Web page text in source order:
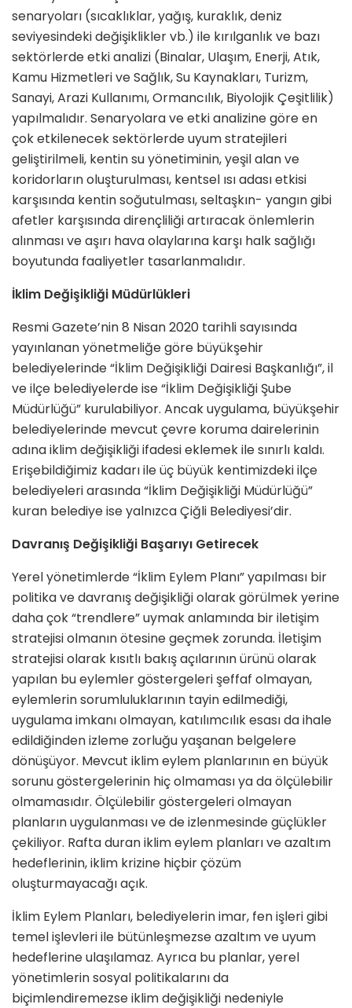
senaryoları (sıcaklıklar, yağış, kuraklık, deniz
seviyesindeki değişiklikler vb.) ile kırılganlık ve bazı
sektörlerde etki analizi (Binalar, Ulaşım, Enerji, Atık,
Kamu Hizmetleri ve Sağlık, Su Kaynakları, Turizm,
Sanayi, Arazi Kullanımı, Ormancılık, Biyolojik Çeşitlilik)
yapılmalıdır. Senaryolara ve etki analizine göre en
çok etkilenecek sektörlerde uyum stratejileri
geliştirilmeli, kentin su yönetiminin, yeşil alan ve
koridorların oluşturulması, kentsel ısı adası etkisi
karşısında kentin soğutulması, seltaşkın- yangın gibi
afetler karşısında dirençliliği artıracak önlemlerin
alınması ve aşırı hava olaylarına karşı halk sağlığı
boyutunda faaliyetler tasarlanmalıdır.
İklim Değişikliği Müdürlükleri
Resmi Gazete’nin 8 Nisan 2020 tarihli sayısında
yayınlanan yönetmeliğe göre büyükşehir
belediyelerinde “İklim Değişikliği Dairesi Başkanlığı”, il
ve ilçe belediyelerde ise “İklim Değişikliği Şube
Müdürlüğü” kurulabiliyor. Ancak uygulama, büyükşehir
belediyelerinde mevcut çevre koruma dairelerinin
adına iklim değişikliği ifadesi eklemek ile sınırlı kaldı.
Erişebildiğimiz kadarı ile üç büyük kentimizdeki ilçe
belediyeleri arasında “İklim Değişikliği Müdürlüğü”
kuran belediye ise yalnızca Çiğli Belediyesi’dir.
Davranış Değişikliği Başarıyı Getirecek
Yerel yönetimlerde “İklim Eylem Planı” yapılması bir
politika ve davranış değişikliği olarak görülmek yerine
daha çok “trendlere” uymak anlamında bir iletişim
stratejisi olmanın ötesine geçmek zorunda. İletişim
stratejisi olarak kısıtlı bakış açılarının ürünü olarak
yapılan bu eylemler göstergeleri şeffaf olmayan,
eylemlerin sorumluluklarının tayin edilmediği,
uygulama imkanı olmayan, katılımcılık esası da ihale
edildiğinden izleme zorluğu yaşanan belgelere
dönüşüyor. Mevcut iklim eylem planlarının en büyük
sorunu göstergelerinin hiç olmaması ya da ölçülebilir
olmamasıdır. Ölçülebilir göstergeleri olmayan
planların uygulanması ve de izlenmesinde güçlükler
çekiliyor. Rafta duran iklim eylem planları ve azaltım
hedeflerinin, iklim krizine hiçbir çözüm
oluşturmayacağı açık.
İklim Eylem Planları, belediyelerin imar, fen işleri gibi
temel işlevleri ile bütünleşmezse azaltım ve uyum
hedeflerine ulaşılamaz. Ayrıca bu planlar, yerel
yönetimlerin sosyal politikalarını da
biçimlendiremezse iklim değişikliği nedeniyle